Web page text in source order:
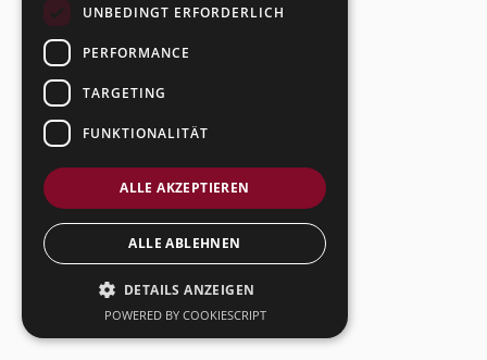
UNBEDINGT ERFORDERLICH
PERFORMANCE
TARGETING
FUNKTIONALITÄT
ALLE AKZEPTIEREN
ALLE ABLEHNEN
DETAILS ANZEIGEN
POWERED BY COOKIESCRIPT